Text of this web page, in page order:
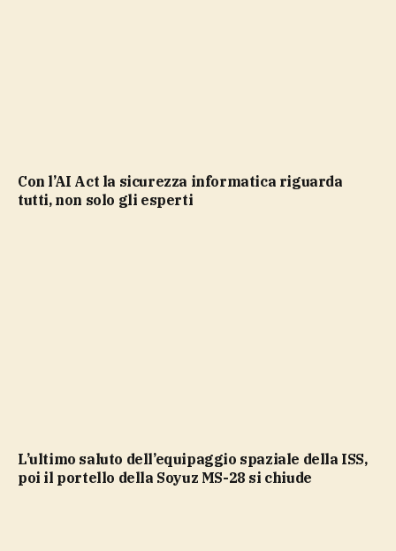
Con l’AI Act la sicurezza informatica riguarda
tutti, non solo gli esperti
L’ultimo saluto dell’equipaggio spaziale della ISS,
poi il portello della Soyuz MS-28 si chiude